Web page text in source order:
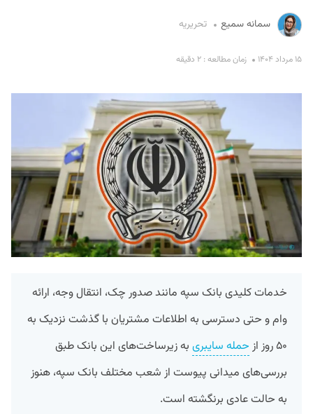
سمانه سمیع تحریریه
۱۵ مرداد ۱۴۰۴ زمان مطالعه : ۲ دقیقه
خدمات کلیدی بانک سپه مانند صدور چک، انتقال وجه، ارائه
وام و حتی دسترسی به اطلاعات مشتریان با گذشت نزدیک به
۵۰ روز از
حمله سایبری به زیرساخت‌های این بانک طبق
بررسی‌های میدانی پیوست از شعب مختلف بانک سپه، هنوز
به حالت عادی برنگشته است.